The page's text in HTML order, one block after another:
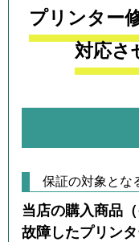
プリンター
対応さ
保証の対象とな
当店の購入商品
故障したプリン